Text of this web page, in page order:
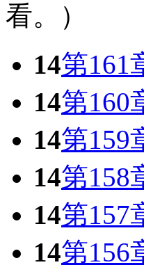
看。）
14第161
14第160
14第159
14第158
14第157
14第156